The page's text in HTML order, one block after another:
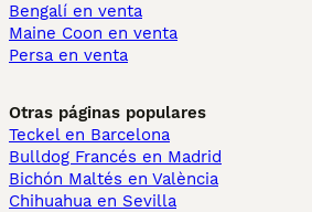
Bengalí en venta
Maine Coon en venta
Persa en venta
Otras páginas populares
Teckel en Barcelona
Bulldog Francés en Madrid
Bichón Maltés en València
Chihuahua en Sevilla